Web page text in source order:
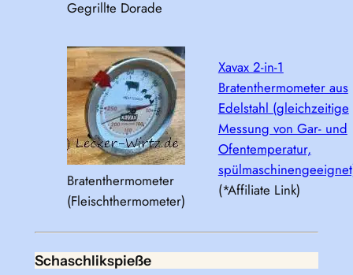
Gegrillte Dorade
Bratenthermometer
(Fleischthermometer)
Xavax 2-in-1
Bratenthermometer aus
Edelstahl (gleichzeitige
Messung von Gar- und
Ofentemperatur,
(*Affiliate Link)
Schaschlikspieße